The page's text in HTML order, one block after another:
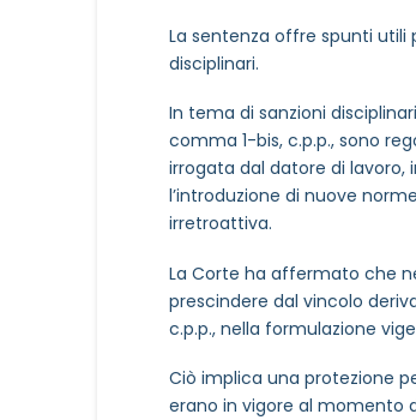
La sentenza offre spunti
disciplinari.
In tema di sanzioni
comma 1-bis, c.p.p., sono
irrogata dal datore di lavoro,
l’introduzione di nuove
irretroattiva.
La Corte ha affermato che
prescindere dal vincolo
c.p.p., nella formulazione
Ciò implica una protezione
erano in vigore al momento